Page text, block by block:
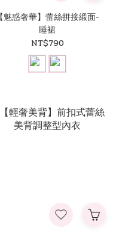
【魅惑奢華】蕾絲拼接緞面-
睡裙
NT$790